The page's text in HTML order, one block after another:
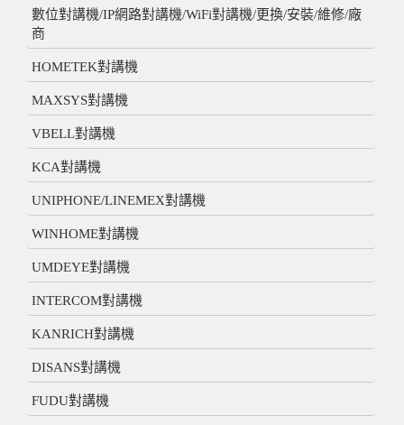
數位對講機/IP網路對講機/WiFi對講機/更換/安裝/維修/廠
商
HOMETEK對講機
MAXSYS對講機
VBELL對講機
KCA對講機
UNIPHONE/LINEMEX對講機
WINHOME對講機
UMDEYE對講機
INTERCOM對講機
KANRICH對講機
DISANS對講機
FUDU對講機